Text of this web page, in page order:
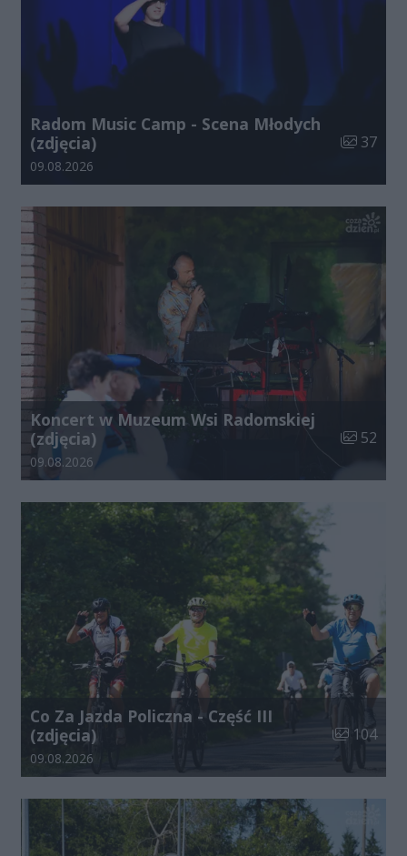
Radom Music Camp - Scena Młodych
(zdjęcia)
Liczba
37
Data dodania galerii:
09.08.2026
Koncert w Muzeum Wsi Radomskiej
(zdjęcia)
Liczba
52
Data dodania galerii:
09.08.2026
Co Za Jazda Policzna - Część III
(zdjęcia)
Liczba
104
Data dodania galerii:
09.08.2026